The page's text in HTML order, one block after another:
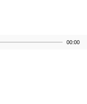
00:00